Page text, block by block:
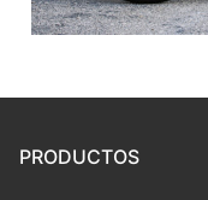
PRODUCTOS